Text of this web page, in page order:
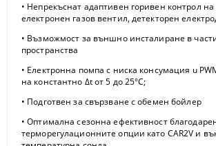
• Непрекъснат адаптивен горивен контрол на
електронен газов вентил, детекторен
• Възможмост за външно инсталиране в
пространства
• Електронна помпа с ниска консумация u
на константно Δt от 5 до 25°С;
• Подготвен за свързване с обемен бойлер
• Оптимална сезонна ефективност
терморегyлационните опции като САR2V и